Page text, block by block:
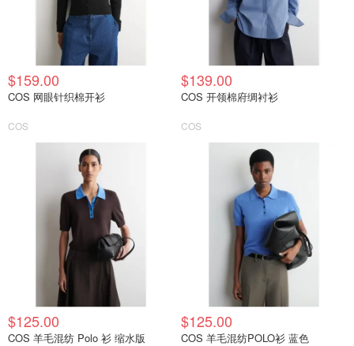
$159.00
COS 网眼针织棉开衫
COS
$139.00
COS 开领棉府绸衬衫
COS
$125.00
COS 羊毛混纺 Polo 衫 缩水版
$125.00
COS 羊毛混纺POLO衫 蓝色